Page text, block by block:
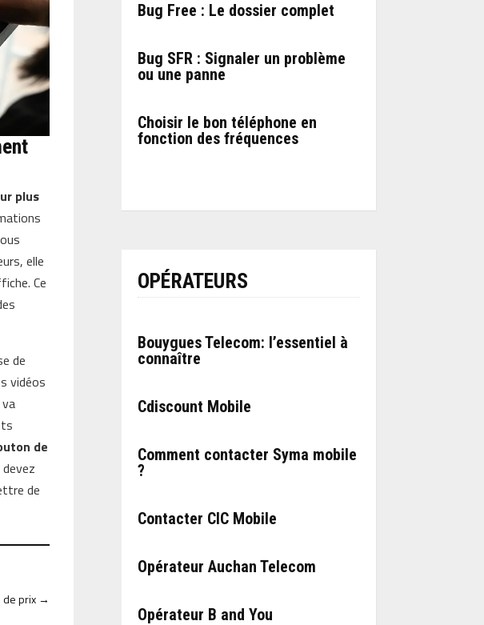
plus
elle
Ce
de
vidéos
de
de
de prix →
Bug Free : Le dossier complet
Bug SFR : Signaler un problème
ou une panne
Choisir le bon téléphone en
fonction des fréquences
OPÉRATEURS
Bouygues Telecom: l’essentiel à
connaître
Cdiscount Mobile
Comment contacter Syma mobile
?
Contacter CIC Mobile
Opérateur Auchan Telecom
Opérateur B and You